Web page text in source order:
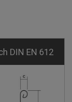
DIN EN 612